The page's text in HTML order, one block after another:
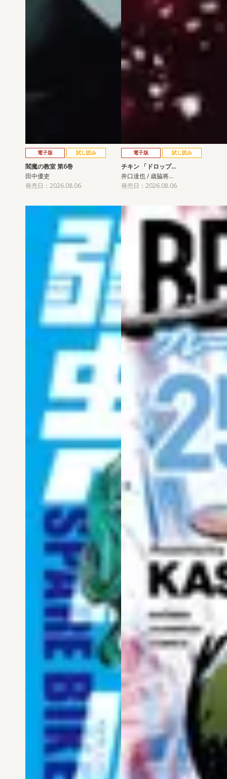
電子版 試し読み
閻魔の教室 第6巻
田中優吏
発売日：2026.08.06
電子版 試し読み
チキン 「ドロップ…
井口達也 / 歳脇将…
発売日：2026.08.06